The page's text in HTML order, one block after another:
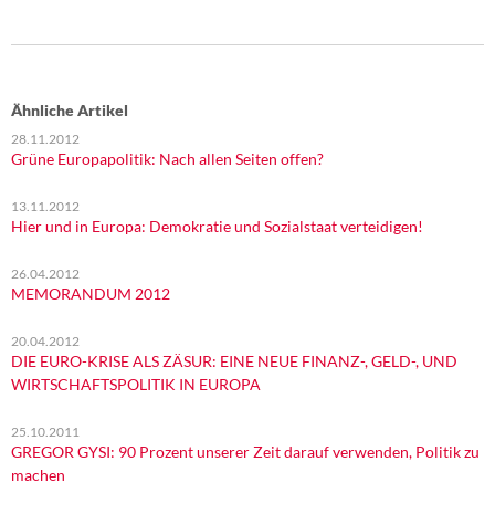
Ähnliche Artikel
28.11.2012
Grüne Europapolitik: Nach allen Seiten offen?
13.11.2012
Hier und in Europa: Demokratie und Sozialstaat verteidigen!
26.04.2012
MEMORANDUM 2012
20.04.2012
DIE EURO-KRISE ALS ZÄSUR: EINE NEUE FINANZ-, GELD-, UND
WIRTSCHAFTSPOLITIK IN EUROPA
25.10.2011
GREGOR GYSI: 90 Prozent unserer Zeit darauf verwenden, Politik zu
machen